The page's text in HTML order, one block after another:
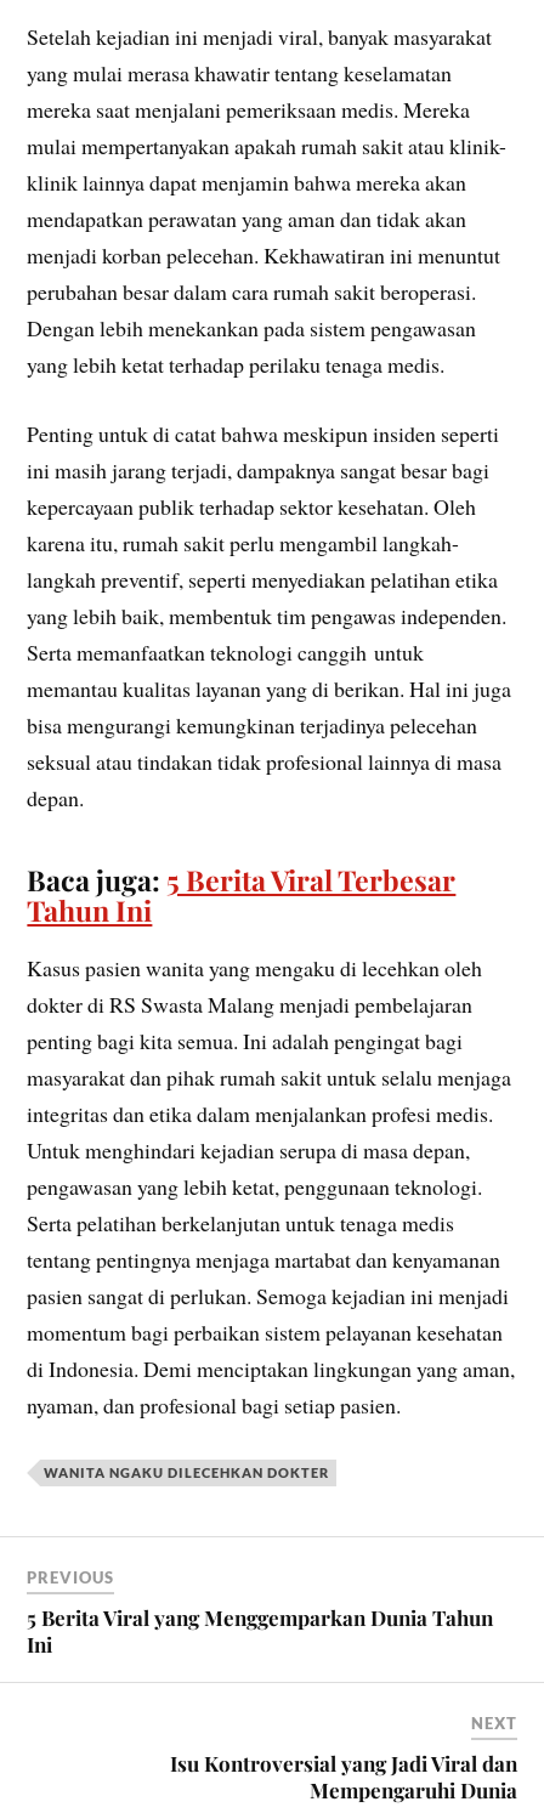
Setelah kejadian ini menjadi viral, banyak masyarakat
yang mulai merasa khawatir tentang keselamatan
mereka saat menjalani pemeriksaan medis. Mereka
mulai mempertanyakan apakah rumah sakit atau klinik-
klinik lainnya dapat menjamin bahwa mereka akan
mendapatkan perawatan yang aman dan tidak akan
menjadi korban pelecehan. Kekhawatiran ini menuntut
perubahan besar dalam cara rumah sakit beroperasi.
Dengan lebih menekankan pada sistem pengawasan
yang lebih ketat terhadap perilaku tenaga medis.
Penting untuk di catat bahwa meskipun insiden seperti
ini masih jarang terjadi, dampaknya sangat besar bagi
kepercayaan publik terhadap sektor kesehatan. Oleh
karena itu, rumah sakit perlu mengambil langkah-
langkah preventif, seperti menyediakan pelatihan etika
yang lebih baik, membentuk tim pengawas independen.
Serta memanfaatkan teknologi canggih untuk
memantau kualitas layanan yang di berikan. Hal ini juga
bisa mengurangi kemungkinan terjadinya pelecehan
seksual atau tindakan tidak profesional lainnya di masa
depan.
Baca juga: 5 Berita Viral Terbesar
Tahun Ini
Kasus pasien wanita yang mengaku di lecehkan oleh
dokter di RS Swasta Malang menjadi pembelajaran
penting bagi kita semua. Ini adalah pengingat bagi
masyarakat dan pihak rumah sakit untuk selalu menjaga
integritas dan etika dalam menjalankan profesi medis.
Untuk menghindari kejadian serupa di masa depan,
pengawasan yang lebih ketat, penggunaan teknologi.
Serta pelatihan berkelanjutan untuk tenaga medis
tentang pentingnya menjaga martabat dan kenyamanan
pasien sangat di perlukan. Semoga kejadian ini menjadi
momentum bagi perbaikan sistem pelayanan kesehatan
di Indonesia. Demi menciptakan lingkungan yang aman,
nyaman, dan profesional bagi setiap pasien.
WANITA NGAKU DILECEHKAN DOKTER
PREVIOUS
5 Berita Viral yang Menggemparkan Dunia Tahun
Ini
NEXT
Isu Kontroversial yang Jadi Viral dan
Mempengaruhi Dunia